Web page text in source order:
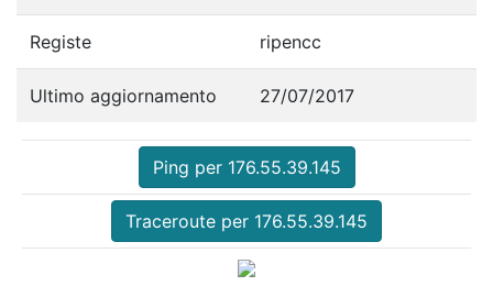
Registe ripencc
Ultimo aggiornamento 27/07/2017
Ping per 176.55.39.145
Traceroute per 176.55.39.145